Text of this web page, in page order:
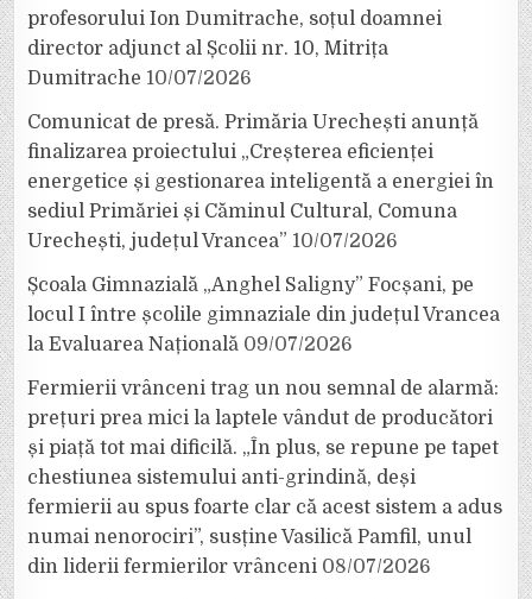
profesorului Ion Dumitrache, soțul doamnei
director adjunct al Școlii nr. 10, Mitrița
Dumitrache 10/07/2026
Comunicat de presă. Primăria Urechești anunță
finalizarea proiectului „Creșterea eficienței
energetice și gestionarea inteligentă a energiei în
sediul Primăriei și Căminul Cultural, Comuna
Urechești, județul Vrancea” 10/07/2026
Școala Gimnazială „Anghel Saligny” Focșani, pe
locul I între școlile gimnaziale din județul Vrancea
la Evaluarea Națională 09/07/2026
Fermierii vrânceni trag un nou semnal de alarmă:
prețuri prea mici la laptele vândut de producători
și piață tot mai dificilă. „În plus, se repune pe tapet
chestiunea sistemului anti-grindină, deși
fermierii au spus foarte clar că acest sistem a adus
numai nenorociri”, susține Vasilică Pamfil, unul
din liderii fermierilor vrânceni 08/07/2026